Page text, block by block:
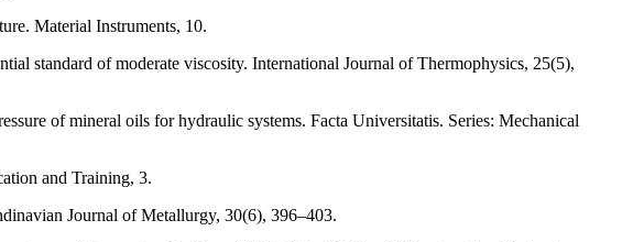
Material Instruments, 10.
standard of moderate viscosity. International Journal of Thermophysics, 25(5),
of mineral oils for hydraulic systems. Facta Universitatis. Series: Mechanical
and Training, 3.
Journal of Metallurgy, 30(6), 396–403.